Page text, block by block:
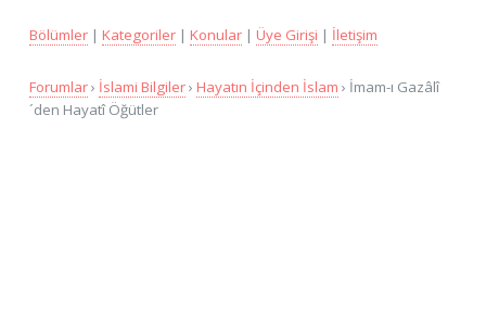
Bölümler| Kategoriler| Konular| Üye Girişi | İletişim
Forumlar› İslami Bilgiler› Hayatın İçinden İslam › İmam-ı Gazâlî
´den Hayatî Öğütler